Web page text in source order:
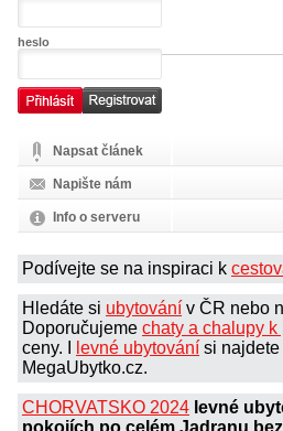
heslo
Napsat článek
Napište nám
Info o serveru
Podívejte se na inspiraci k
Hledáte si ubytování v ČR nebo
Doporučujeme chaty a chalupy k
ceny. I
levné ubytování si
MegaUbytko.cz.
CHORVATSKO 2024 levné
pokojích po celém Jadranu